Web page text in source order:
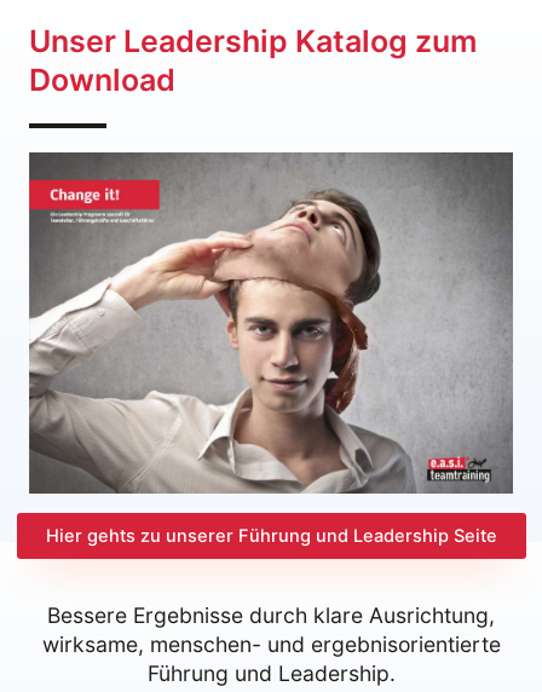
Unser Leadership Katalog zum
Download
Hier gehts zu unserer Führung und Leadership Seite
Bessere Ergebnisse durch klare Ausrichtung,
wirksame, menschen- und ergebnisorientierte
Führung und Leadership.​